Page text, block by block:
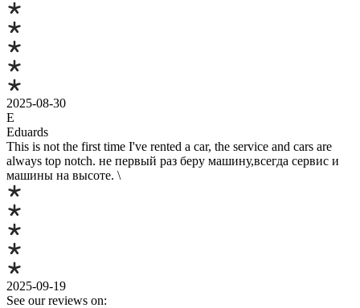
2025-08-30
E
Eduards
This is not the first time I've rented a car, the service and cars are
always top notch. не первый раз беру машину,всегда сервис и
машины на высоте. \
2025-09-19
See our reviews on: